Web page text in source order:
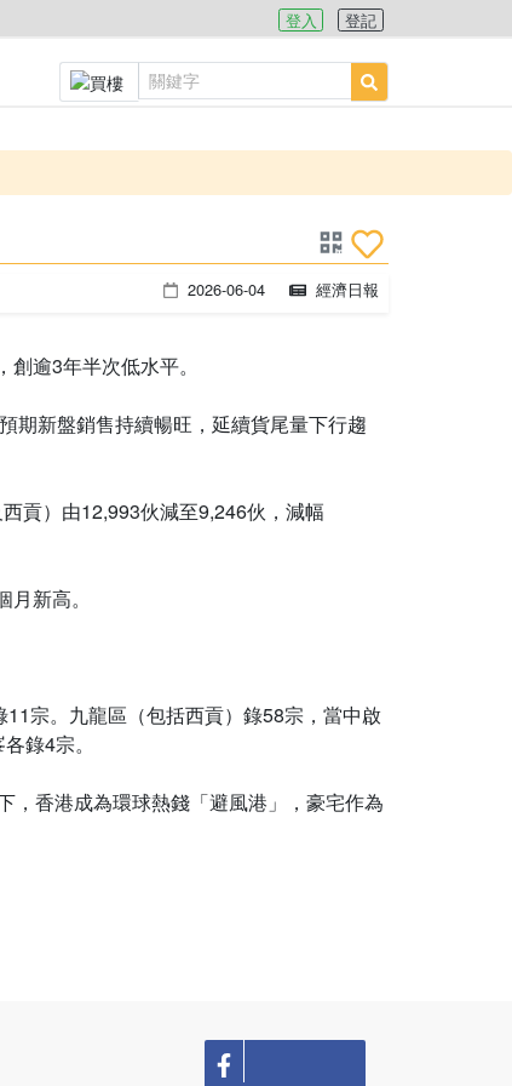
登入 登記
2026-06-04 經濟日報
逾3年半次低水平。
期新盤銷售持續暢旺，延續貨尾量下行趨
貢）由12,993伙減至9,246伙，減幅
新高。
宗。九龍區（包括西貢）錄58宗，當中啟
錄4宗。
，香港成為環球熱錢「避風港」，豪宅作為